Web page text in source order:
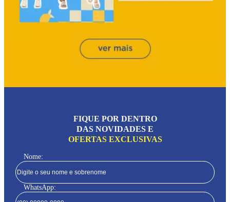
FIQUE POR DENTRO
DAS NOVIDADES E
OFERTAS EXCLUSIVAS
Nome:
WhatsApp: